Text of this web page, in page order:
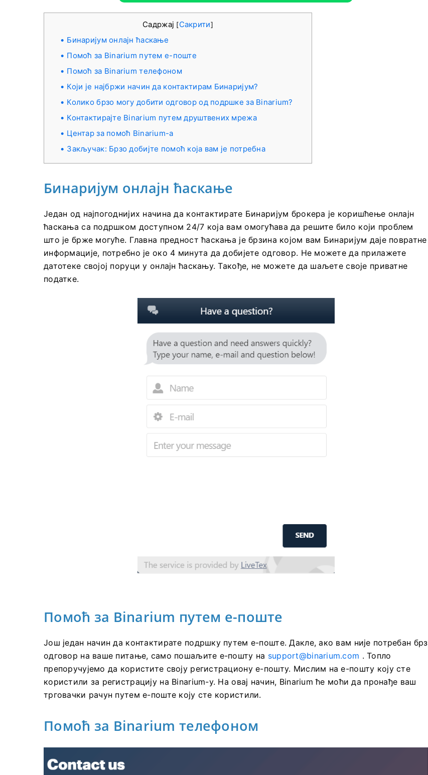
Садржај [Сакрити]
Бинаријум онлајн ћаскање
Помоћ за Binarium путем е-поште
Помоћ за Binarium телефоном
Који је најбржи начин да контактирам Бинаријум?
Колико брзо могу добити одговор од подршке за Binarium?
Контактирајте Binarium путем друштвених мрежа
Центар за помоћ Binarium-а
Закључак: Брзо добијте помоћ која вам је потребна
Бинаријум онлајн ћаскање
Један од најпогоднијих начина да контактирате Бинаријум брокера је коришћење онлајн
ћаскања са подршком доступном 24/7 која вам омогућава да решите било који проблем
што је брже могуће. Главна предност ћаскања је брзина којом вам Бинаријум даје повратне
информације, потребно је око 4 минута да добијете одговор. Не можете да прилажете
датотеке својој поруци у онлајн ћаскању. Такође, не можете да шаљете своје приватне
податке.
Помоћ за Binarium путем е-поште
Још један начин да контактирате подршку путем е-поште. Дакле, ако вам није потребан брз
одговор на ваше питање, само пошаљите е-пошту на support@binarium.com . Топло
препоручујемо да користите своју регистрациону е-пошту. Мислим на е-пошту коју сте
користили за регистрацију на Binarium-у. На овај начин, Binarium ће моћи да пронађе ваш
трговачки рачун путем е-поште коју сте користили.
Помоћ за Binarium телефоном